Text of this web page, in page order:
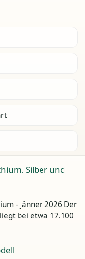
Silber und
- Jänner 2026 Der
bei etwa 17.100